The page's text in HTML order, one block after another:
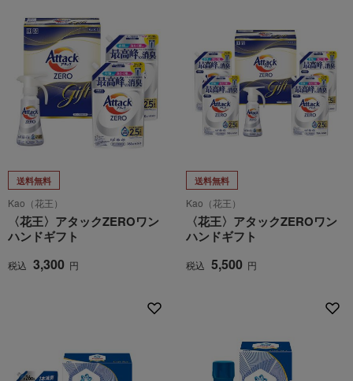
送料無料
Kao（花王）
〈花王〉アタックZEROワン
ハンドギフト
税込 3,300 円
送料無料
Kao（花王）
〈花王〉アタックZEROワン
ハンドギフト
税込 5,500 円